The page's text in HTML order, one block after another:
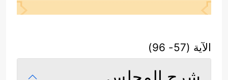
الآية (57- 96)